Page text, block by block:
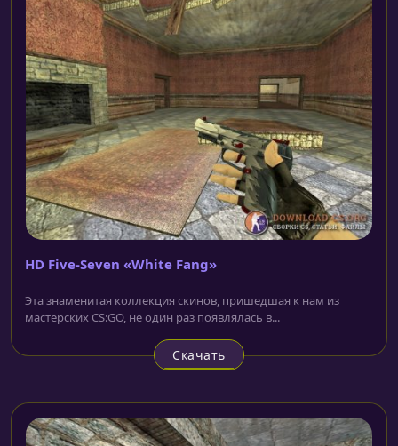
HD Five-Seven «White Fang»
Эта знаменитая коллекция скинов, пришедшая к нам из
мастерских CS:GO, не один раз появлялась в...
Скачать